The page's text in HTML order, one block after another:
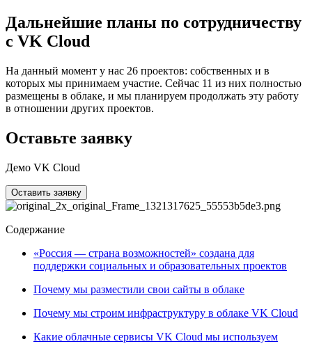
Дальнейшие планы по сотрудничеству
с VK Cloud
На данный момент у нас 26 проектов: собственных и в
которых мы принимаем участие. Сейчас 11 из них полностью
размещены в облаке, и мы планируем продолжать эту работу
в отношении других проектов.
Оставьте заявку
Демо VK Cloud
Оставить заявку
Содержание
«Россия — страна возможностей» создана для
поддержки социальных и образовательных проектов
Почему мы разместили свои сайты в облаке
Почему мы строим инфраструктуру в облаке VK Cloud
Какие облачные сервисы VK Cloud мы используем